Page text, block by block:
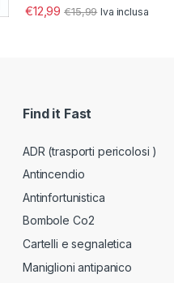
€12,99 €15,99 Iva inclusa
Find it Fast
ADR (trasporti pericolosi )
Antincendio
Antinfortunistica
Bombole Co2
Cartelli e segnaletica
Maniglioni antipanico